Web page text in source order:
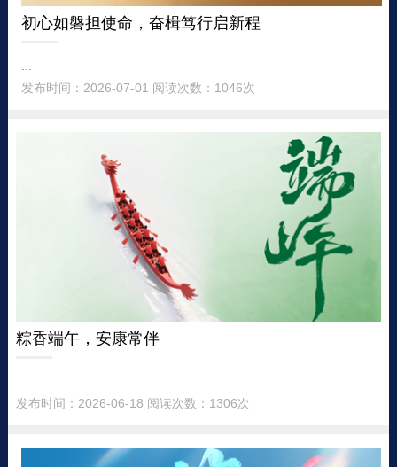
初心如磐担使命，奋楫笃行启新程
发布时间：2026-07-01 阅读次数：1046次
粽香端午，安康常伴
发布时间：2026-06-18 阅读次数：1306次